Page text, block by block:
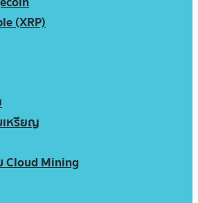
(XRP)
เหรียญ
Cloud Mining